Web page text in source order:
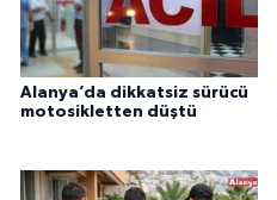
Alanya’da dikkatsiz sürücü
motosikletten düştü